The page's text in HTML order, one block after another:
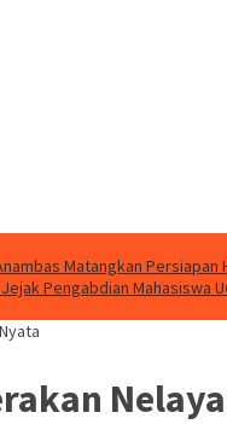
Matangkan Persiapan
Pengabdian Mahasiswa